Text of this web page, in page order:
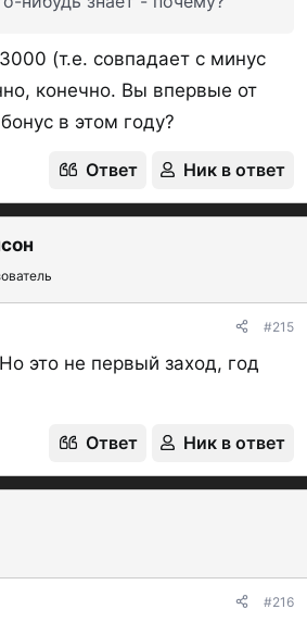
1731995107061.webp
53,4 КБ · Просмотры: 2 943
редактирование модератором:
(т.е. совпадает с минус
конечно. Вы впервые от
в этом году?
Ответ Ник в ответ
#215
это не первый заход, год
Ответ Ник в ответ
#216